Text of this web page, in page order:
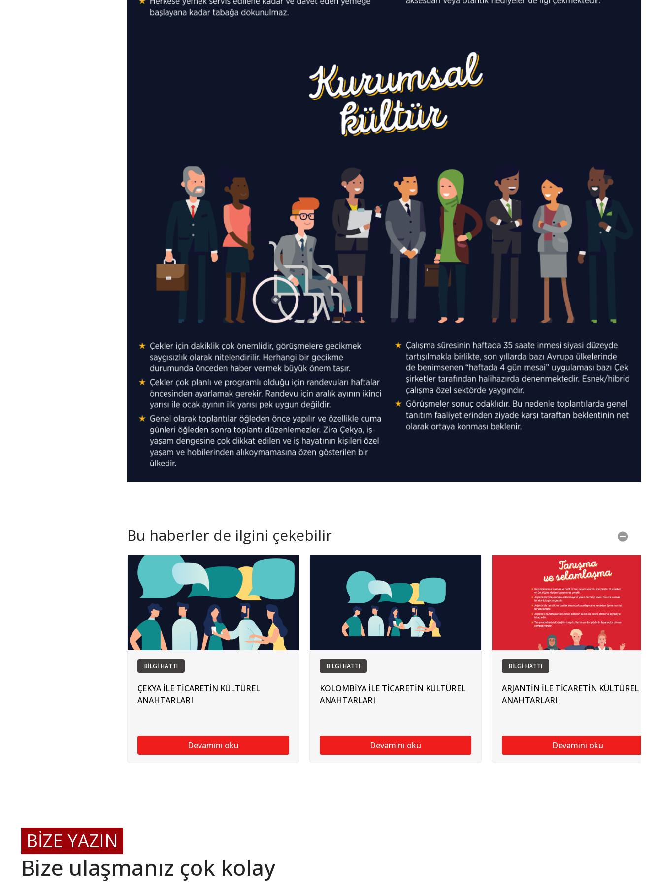
Bu haberler de ilgini çekebilir
BİLGİ HATTI
ÇEKYA İLE TİCARETİN KÜLTÜREL
ANAHTARLARI
Devamını oku
BİLGİ HATTI
KOLOMBİYA İLE TİCARETİN KÜLTÜREL
ANAHTARLARI
Devamını oku
BİLGİ HATTI
ARJANTİN İLE TİCARETİN KÜLTÜREL
ANAHTARLARI
Devamını oku
BİZE YAZIN
Bize ulaşmanız çok kolay